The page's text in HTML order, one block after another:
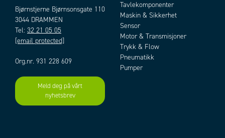
Bjørnstjerne Bjørnsonsgate 110
3044 DRAMMEN
Tel: 32 21 05 05
[email protected]
Org.nr. 931 228 609
Meld deg på vårt
nyhetsbrev
Tavlekomponenter
Maskin & Sikkerhet
Sensor
Motor & Transmisjoner
Trykk & Flow
Pneumatikk
Pumper